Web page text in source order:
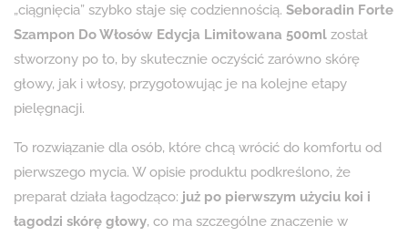
„ciągnięcia” szybko staje się codziennością. Seboradin Forte
Szampon Do Włosów Edycja Limitowana 500ml został
stworzony po to, by skutecznie oczyścić zarówno skórę
głowy, jak i włosy, przygotowując je na kolejne etapy
pielęgnacji.
To rozwiązanie dla osób, które chcą wrócić do komfortu od
pierwszego mycia. W opisie produktu podkreślono, że
preparat działa łagodząco: już po pierwszym użyciu koi i
łagodzi skórę głowy, co ma szczególne znaczenie w